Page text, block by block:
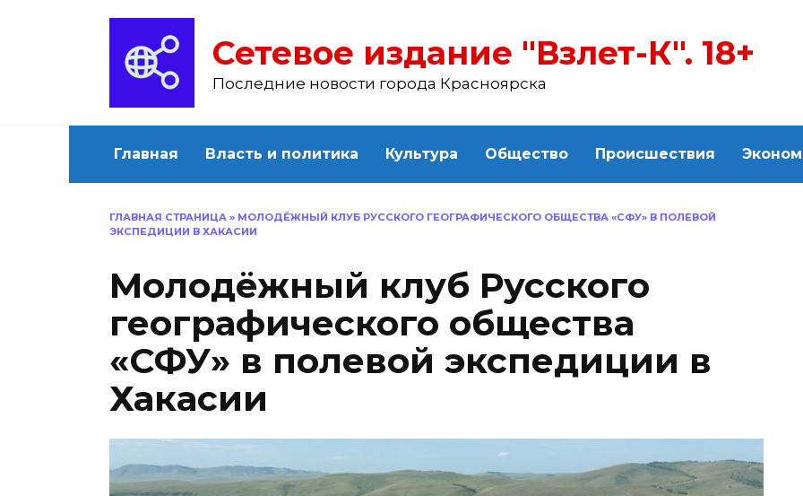
Сетевое издание "Взлет-К". 18+
Последние новости города Красноярска
Главная Власть и политика Культура Общество Происшествия
ГЛАВНАЯ СТРАНИЦА » МОЛОДЁЖНЫЙ КЛУБ РУССКОГО ГЕОГРАФИЧЕСКОГО ОБЩЕСТВА «СФУ» В ПОЛЕВОЙ
ЭКСПЕДИЦИИ В ХАКАСИИ
Молодёжный клуб Русского
географического общества
«СФУ» в полевой экспедиции в
Хакасии